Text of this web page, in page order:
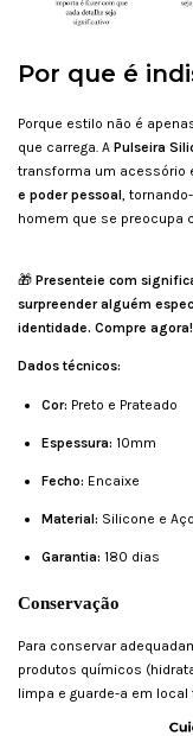
Por que é
Porque estilo não é
que carrega. A Pulseira
transforma um acessório
e poder pessoal,
homem que se preocupa
🎁 Presenteie com
surpreender alguém
identidade. Compre agora!
Dados técnicos:
Cor: Preto e Prateado
Espessura: 10mm
Fecho: Encaixe
Material: Silicone e
Garantia: 180 dias
Conservação
Para conservar
produtos químicos
limpa e guarde-a em